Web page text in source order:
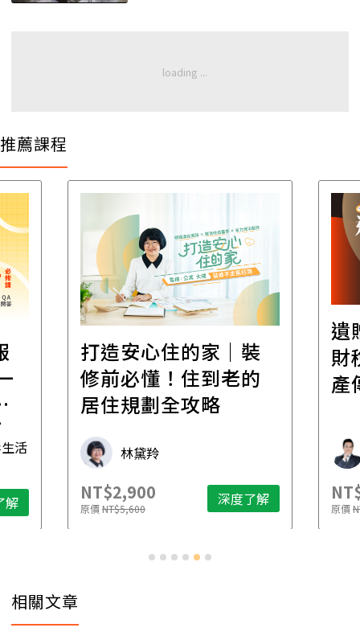
推薦課程
活
解
打造安心住的家｜裝
修前必懂！住到老的
居住規劃全攻略
林黛羚
NT$2,900
原價NT$5,600 深度了解
遺
財
產
原價
相關文章